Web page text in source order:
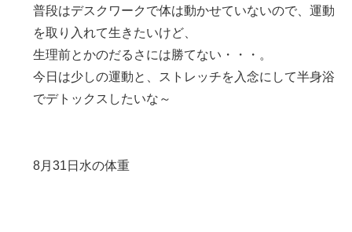
普段はデスクワークで体は動かせていないので、運動
を取り入れて生きたいけど、
生理前とかのだるさには勝てない・・・。
今日は少しの運動と、ストレッチを入念にして半身浴
でデトックスしたいな～
8月31日水の体重